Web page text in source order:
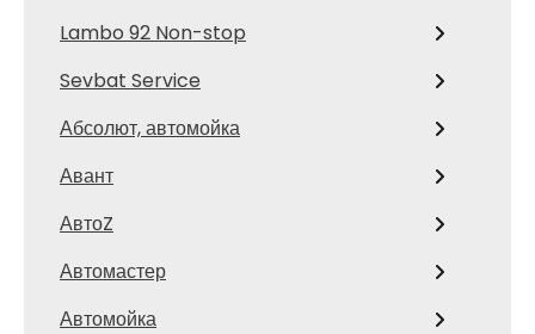
Lambo 92 Non-stop
Sevbat Service
Абсолют, автомойка
Авант
АвтоZ
Автомастер
Автомойка